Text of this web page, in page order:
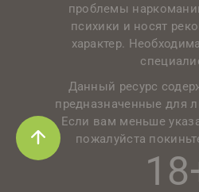
проблемы
психики и носят
характер.
Данный ресурс
предназначенные для
Если вам меньше
пожалуйста